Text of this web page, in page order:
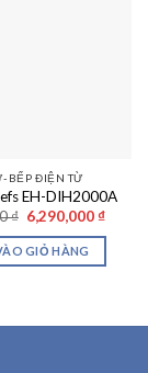
BẾP ĐIỆN TỪ
EH-DIH2000A
₫ Giá
gốc
là:
7,590,000 ₫.
6,290,000 ₫Giá
GIỎ HÀNG